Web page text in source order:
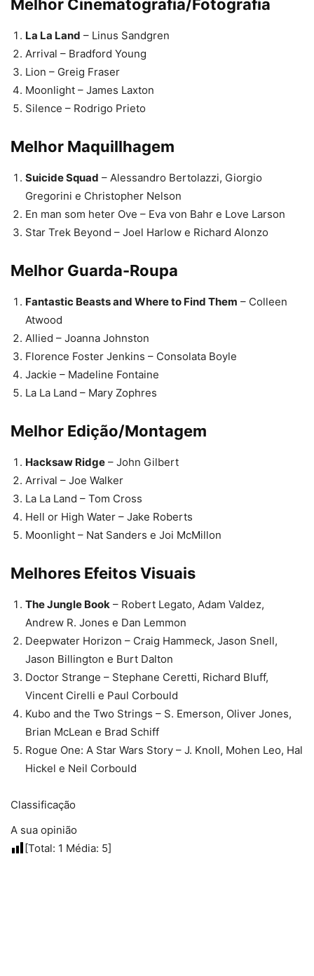
Melhor Cinematografia/Fotografia
La La Land – Linus Sandgren
Arrival – Bradford Young
Lion – Greig Fraser
Moonlight – James Laxton
Silence – Rodrigo Prieto
Melhor Maquillhagem
Suicide Squad – Alessandro Bertolazzi, Giorgio
Gregorini e Christopher Nelson
En man som heter Ove – Eva von Bahr e Love Larson
Star Trek Beyond – Joel Harlow e Richard Alonzo
Melhor Guarda-Roupa
Fantastic Beasts and Where to Find Them – Colleen
Atwood
Allied – Joanna Johnston
Florence Foster Jenkins – Consolata Boyle
Jackie – Madeline Fontaine
La La Land – Mary Zophres
Melhor Edição/Montagem
Hacksaw Ridge – John Gilbert
Arrival – Joe Walker
La La Land – Tom Cross
Hell or High Water – Jake Roberts
Moonlight – Nat Sanders e Joi McMillon
Melhores Efeitos Visuais
The Jungle Book – Robert Legato, Adam Valdez,
Andrew R. Jones e Dan Lemmon
Deepwater Horizon – Craig Hammeck, Jason Snell,
Jason Billington e Burt Dalton
Doctor Strange – Stephane Ceretti, Richard Bluff,
Vincent Cirelli e Paul Corbould
Kubo and the Two Strings – S. Emerson, Oliver Jones,
Brian McLean e Brad Schiff
Rogue One: A Star Wars Story – J. Knoll, Mohen Leo, Hal
Hickel e Neil Corbould
Classificação
A sua opinião
[Total: 1 Média: 5]